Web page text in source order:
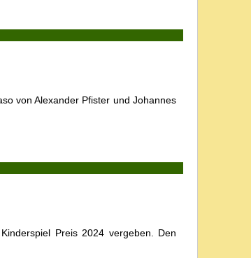
von Alexander Pfister und Johannes
Preis 2024 vergeben. Den